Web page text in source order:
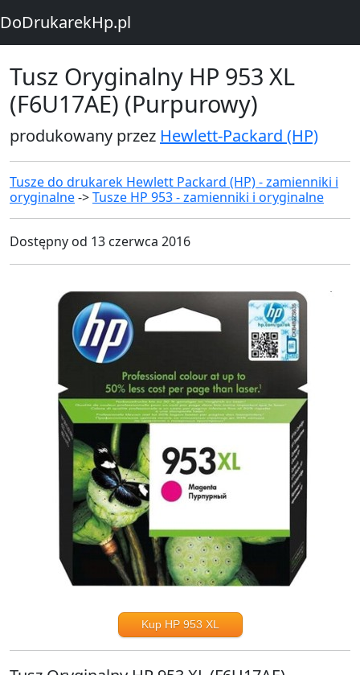
DoDrukarekHp.pl
Tusz Oryginalny HP 953 XL
(F6U17AE) (Purpurowy)
produkowany przez Hewlett-Packard (HP)
Tusze do drukarek Hewlett Packard (HP) - zamienniki i
oryginalne->Tusze HP 953 - zamienniki i oryginalne
Dostępny od 13 czerwca 2016
Kup HP 953 XL